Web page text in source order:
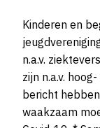
Kinderen en
n.a.v.
zijn n.a.v.
bericht
waakzaam